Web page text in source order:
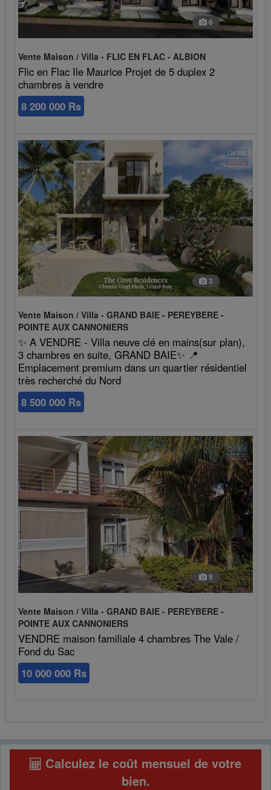
6
Vente Maison / Villa - FLIC EN FLAC - ALBION
Flic en Flac Ile Maurice Projet de 5 duplex 2
chambres à vendre
8 200 000 Rs
3
Vente Maison / Villa - GRAND BAIE - PEREYBERE -
POINTE AUX CANNONIERS
✨ A VENDRE - Villa neuve clé en mains(sur plan),
3 chambres en suite, GRAND BAIE✨ 📍
Emplacement premium dans un quartier résidentiel
très recherché du Nord
8 500 000 Rs
9
Vente Maison / Villa - GRAND BAIE - PEREYBERE -
POINTE AUX CANNONIERS
VENDRE maison familiale 4 chambres The Vale /
Fond du Sac
10 000 000 Rs
Calculez le coût mensuel de votre
bien.